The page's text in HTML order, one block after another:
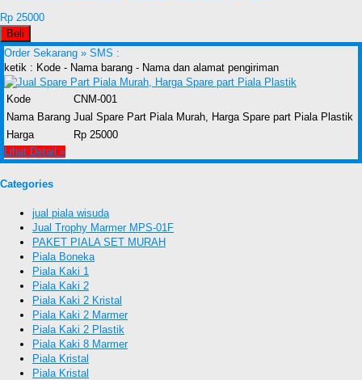
Rp 25000
Beli
Order Sekarang » SMS :
ketik : Kode - Nama barang - Nama dan alamat pengiriman
Kode
CNM-001
Nama Barang Jual Spare Part Piala Murah, Harga Spare part Piala Plastik
Harga
Rp 25000
Lihat Detail »
Categories
jual piala wisuda
Jual Trophy Marmer MPS-01F
PAKET PIALA SET MURAH
Piala Boneka
Piala Kaki 1
Piala Kaki 2
Piala Kaki 2 Kristal
Piala Kaki 2 Marmer
Piala Kaki 2 Plastik
Piala Kaki 8 Marmer
Piala Kristal
Piala Kristal